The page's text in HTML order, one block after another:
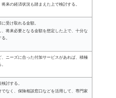
来の経済状況も踏まえた上で検討する。
受け取れる金額。
将来必要となる金額を想定した上で、十分な
。
、ニーズに合った付加サービスがあれば、積極
討する。
なく、保険相談窓口などを活用して、専門家